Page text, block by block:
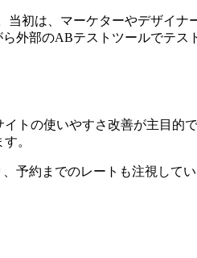
初は、マーケターやデザイ
外部のABテストツールでテス
トの使いやすさ改善が主目的
。
予約までのレートも注視してい